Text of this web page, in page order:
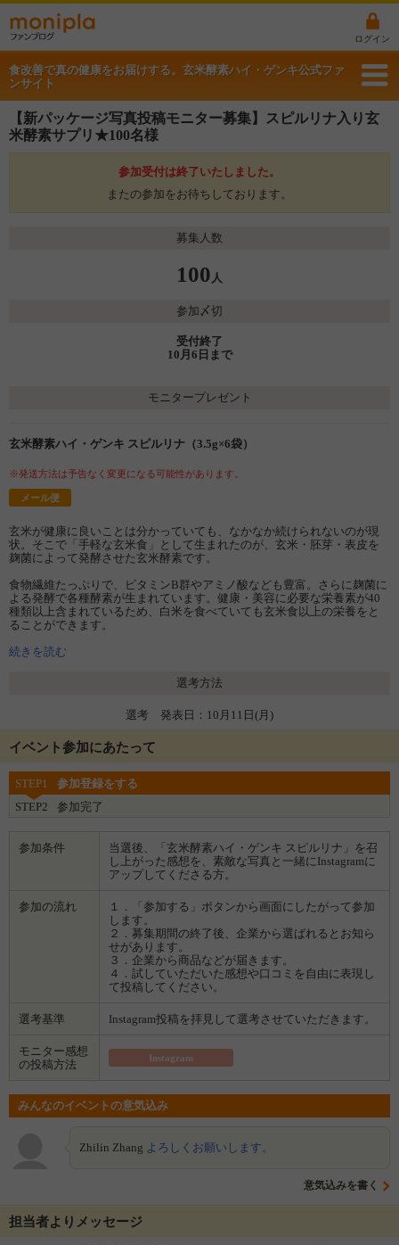
ログイン
食改善で真の健康をお届けする。玄米酵素ハイ・ゲンキ公式ファ
ンサイト
【新パッケージ写真投稿モニター募集】スピルリナ入り玄
米酵素サプリ★100名様
参加受付は終了いたしました。
またの参加をお待ちしております。
募集人数
100 人
参加〆切
受付終了
10月6日まで
モニタープレゼント
玄米酵素ハイ・ゲンキ スピルリナ（3.5g×6袋）
※発送方法は予告なく変更になる可能性があります。
メール便
玄米が健康に良いことは分かっていても、なかなか続けられないのが現
状。そこで「手軽な玄米食」として生まれたのが、玄米・胚芽・表皮を
麹菌によって発酵させた玄米酵素です。
食物繊維たっぷりで、ビタミンB群やアミノ酸なども豊富。さらに麹菌に
よる発酵で各種酵素が生まれています。健康・美容に必要な栄養素が40
種類以上含まれているため、白米を食べていても玄米食以上の栄養をと
ることができます。
その玄米酵素にスーパーフード【スピルリナ】をプラスしたのが「ハ
スピルリナは、β-カロテン、ビタミンB群、鉄分、葉酸、葉緑素、食物繊
類の一種です。クロレラと同じ藻類で、細胞壁が薄く消化吸収がよいの
が特徴です。
野菜不足の方、お酒が好きな方、鉄分が不足気味の方などにオススメで
す。
現代人は食生活の偏りにより、ビタミン・ミネラル、食物繊維、酵素な
どが不足しがち。
原材料：玄米胚芽・表皮、大豆、玄米、スピルリナ、麹菌／貝カルシウ
続きを読む
選考方法
選考 発表日：10月11日(月)
イベント参加にあたって
STEP1
参加登録をする
STEP2
参加完了
参加条件
当選後、「玄米酵素ハイ・ゲンキ スピルリナ」を召
し上がった感想を、素敵な写真と一緒にInstagramに
アップしてくださる方。
参加の流れ
１．「参加する」ボタンから画面にしたがって参加
します。
２．募集期間の終了後、企業から選ばれるとお知ら
せがあります。
３．企業から商品などが届きます。
４．試していただいた感想や口コミを自由に表現し
て投稿してください。
選考基準 Instagram投稿を拝見して選考させていただきます。
モニター感想
の投稿方法
Instagram
みんなのイベントの意気込み
Zhilin Zhang よろしくお願いします。
意気込みを書く
担当者よりメッセージ